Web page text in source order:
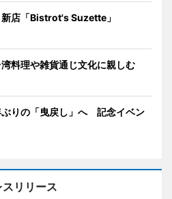
店「Bistrot's Suzette」
料理や雑貨通じ文化に親しむ
ぶりの「曳戻し」へ 記念イベン
スリリース